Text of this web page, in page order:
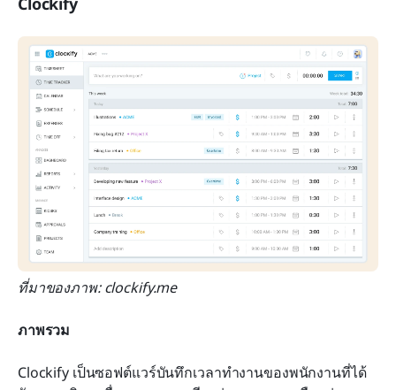
ที่มาของภาพ: clockify.me
ภาพรวม
Clockify เป็นซอฟต์แวร์บันทึกเวลาทำงานของพนักงานที่ได้